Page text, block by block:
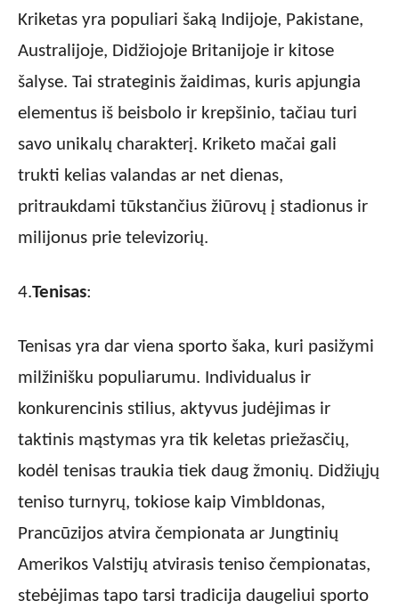
Kriketas yra populiari šaką Indijoje, Pakistane,
Australijoje, Didžiojoje Britanijoje ir kitose
šalyse. Tai strateginis žaidimas, kuris apjungia
elementus iš beisbolo ir krepšinio, tačiau turi
savo unikalų charakterį. Kriketo mačai gali
trukti kelias valandas ar net dienas,
pritraukdami tūkstančius žiūrovų į stadionus ir
milijonus prie televizorių.
4.Tenisas:
Tenisas yra dar viena sporto šaka, kuri pasižymi
milžinišku populiarumu. Individualus ir
konkurencinis stilius, aktyvus judėjimas ir
taktinis mąstymas yra tik keletas priežasčių,
kodėl tenisas traukia tiek daug žmonių. Didžiųjų
teniso turnyrų, tokiose kaip Vimbldonas,
Prancūzijos atvira čempionata ar Jungtinių
Amerikos Valstijų atvirasis teniso čempionatas,
stebėjimas tapo tarsi tradicija daugeliui sporto